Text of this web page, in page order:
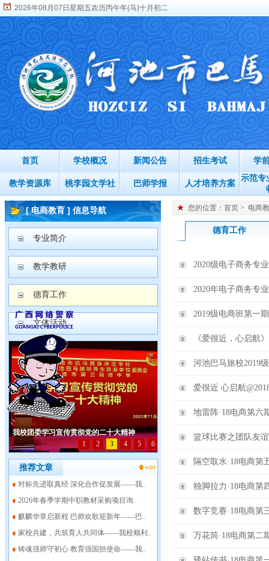
2026年08月07日星期五农历丙午年(马)十月初二
首页 学校概况 新闻公告 招生考试 学
教学资源库 桃李园文学社 巴师学报 人才培养方案
示范专
[ 电商教育 ] 信息导航
专业简介
教学教研
德育工作
文体活动
推荐文章
对标先进取真经 深化合作促发展——我..
2026年春季学期中职教材采购项目询..
麒麟华章启新程 巴师欢歌迎新年——巴..
家校共建，共筑育人共同体——我校顺利..
铸魂强师守初心 教育强国担使命——我..
您的位置： 首页> 电商
德育工作
2020级电子商务专
2020年电子商务专
2019级电商班第一
《爱很近，心启航》
河池巴马旅校2019
爱很近 心启航
地雷阵·18电商第六
篮球比赛之团队友
隔空取水·18电商第
独脚拉力·18电商第
数字竞赛·18电商第
万花筒·18电商第二